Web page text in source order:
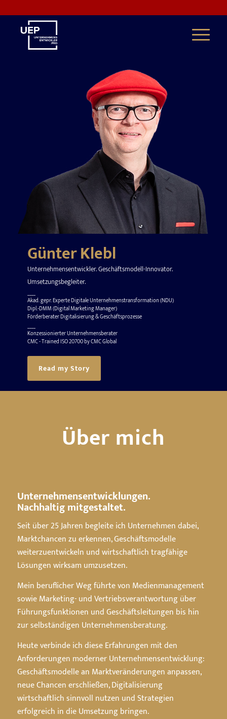
Günter Klebl
Unternehmensentwickler. Geschäftsmodell-Innovator.
Umsetzungsbegleiter.
Akad. gepr. Experte Digitale Unternehmenstransformation (NDU)
Dipl.-DMM (Digital Marketing Manager)
Förderberater Digitalisierung & Geschäftsprozesse
Konzessionierter Unternehmensberater
CMC - Trained ISO 20700 by CMC Global
Read my Story
Über mich
Unternehmensentwicklungen.
Nachhaltig mitgestaltet.
Seit über 25 Jahren begleite ich Unternehmen dabei,
Marktchancen zu erkennen, Geschäftsmodelle
weiterzuentwickeln und wirtschaftlich tragfähige
Lösungen wirksam umzusetzen.
Mein beruflicher Weg führte von Medienmanagement
sowie Marketing- und Vertriebsverantwortung über
Führungsfunktionen und Geschäftsleitungen bis hin
zur selbständigen Unternehmensberatung.
Heute verbinde ich diese Erfahrungen mit den
Anforderungen moderner Unternehmensentwicklung:
Geschäftsmodelle an Marktveränderungen anpassen,
neue Chancen erschließen, Digitalisierung
wirtschaftlich sinnvoll nutzen und Strategien
erfolgreich in die Umsetzung bringen.